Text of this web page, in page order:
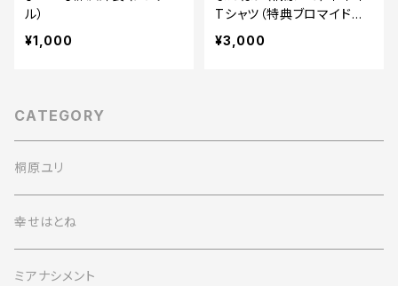
ル）
¥1,000
Tシャツ（特典ブロマイド付
き）
¥3,000
CATEGORY
桐原ユリ
幸せはとね
ミアナシメント